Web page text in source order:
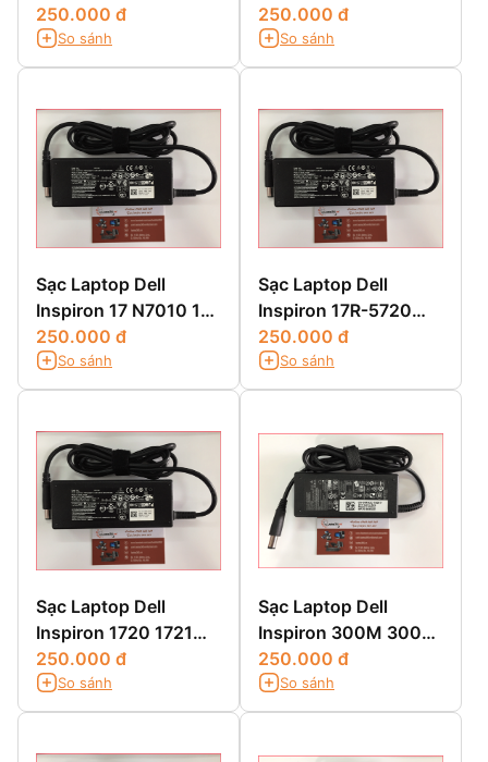
5520 15R SE7520 15Z
5523 15Z 1570
250.000 đ
So sánh
3443,14 3000
3443,14-3443
250.000 đ
So sánh
Sạc Laptop Dell
Inspiron 17 N7010 17
N7110
250.000 đ
So sánh
Sạc Laptop Dell
Inspiron 17R-5720
17R-SE7720 17R-
N7110
250.000 đ
So sánh
Sạc Laptop Dell
Inspiron 1720 1721
1749 1750 1764
250.000 đ
So sánh
Sạc Laptop Dell
Inspiron 300M 3000
3200 3500 3700
3800
250.000 đ
So sánh